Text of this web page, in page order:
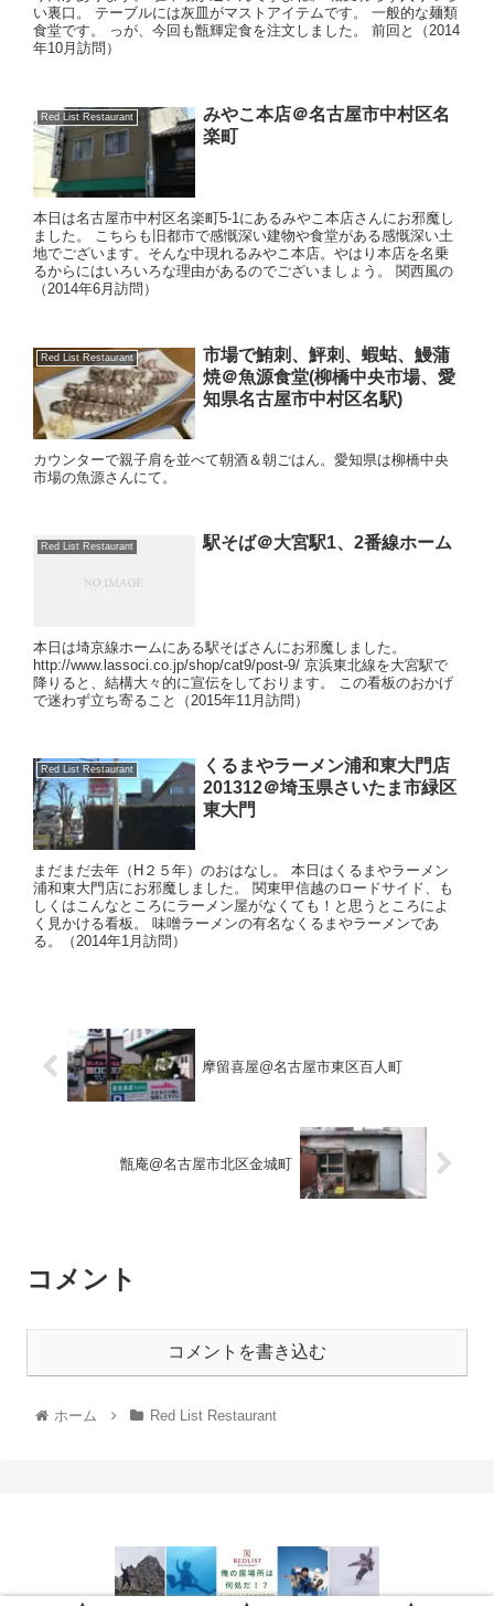
い裏口。 テーブルには灰皿がマストアイテムです。 一般的な麺類
食堂です。 っが、今回も甑輝定食を注文しました。 前回と（2014
年10月訪問）
Red List Restaurant
みやこ本店＠名古屋市中村区名
楽町
本日は名古屋市中村区名楽町5-1にあるみやこ本店さんにお邪魔し
ました。 こちらも旧都市で感慨深い建物や食堂がある感慨深い土
地でございます。そんな中現れるみやこ本店。やはり本店を名乗
るからにはいろいろな理由があるのでございましょう。 関西風の
（2014年6月訪問）
Red List Restaurant
市場で鮪刺、鮃刺、蝦蛄、鰻蒲
焼＠魚源食堂(柳橋中央市場、愛
知県名古屋市中村区名駅)
カウンターで親子肩を並べて朝酒＆朝ごはん。愛知県は柳橋中央
市場の魚源さんにて。
Red List Restaurant 駅そば＠大宮駅1、2番線ホーム
本日は埼京線ホームにある駅そばさんにお邪魔しました。
http://www.lassoci.co.jp/shop/cat9/post-9/ 京浜東北線を大宮駅で
降りると、結構大々的に宣伝をしております。 この看板のおかげ
で迷わず立ち寄ること（2015年11月訪問）
Red List Restaurant
くるまやラーメン浦和東大門店
201312＠埼玉県さいたま市緑区
東大門
まだまだ去年（H２５年）のおはなし。 本日はくるまやラーメン
浦和東大門店にお邪魔しました。 関東甲信越のロードサイド、も
しくはこんなところにラーメン屋がなくても！と思うところによ
く見かける看板。 味噌ラーメンの有名なくるまやラーメンであ
る。（2014年1月訪問）
摩留喜屋@名古屋市東区百人町
甑庵@名古屋市北区金城町
コメント
コメントを書き込む
ホーム Red List Restaurant